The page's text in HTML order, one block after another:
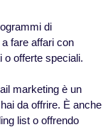
di
fare affari con
o offerte speciali.
marketing è un
da offrire. È anche
list o offrendo